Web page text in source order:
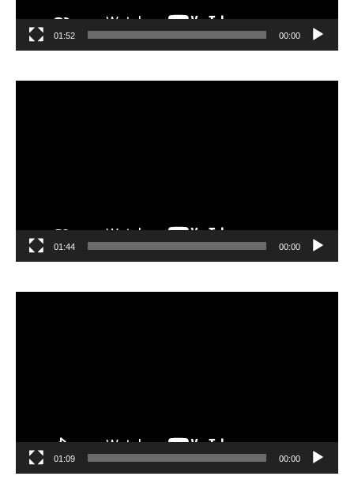
00:00
01:52
00:00
01:44
00:00
01:09